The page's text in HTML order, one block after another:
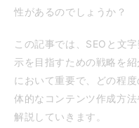
性があるのでしょうか？
この記事では、SEOと文
示を目指すための戦略を
において重要で、どの程
体的なコンテンツ作成方
解説していきます。